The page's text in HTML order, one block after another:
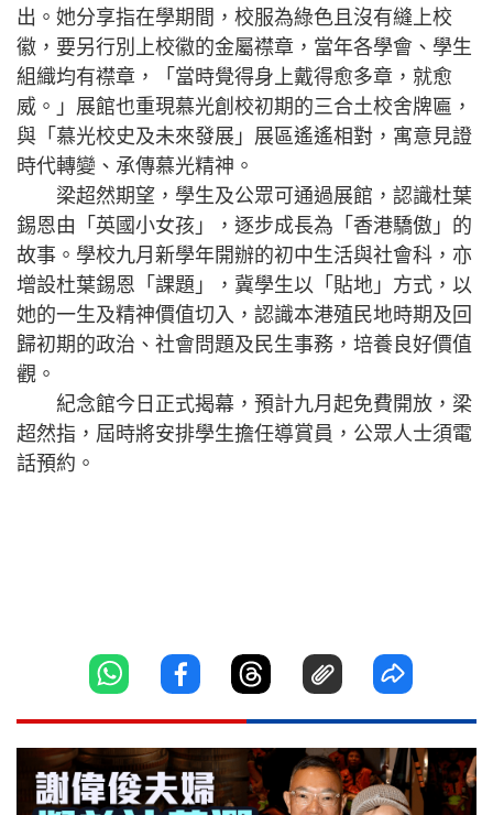
出。她分享指在學期間，校服為綠色且沒有縫上校
徽，要另行別上校徽的金屬襟章，當年各學會、學生
組織均有襟章，「當時覺得身上戴得愈多章，就愈
威。」展館也重現慕光創校初期的三合土校舍牌匾，
與「慕光校史及未來發展」展區遙遙相對，寓意見證
時代轉變、承傳慕光精神。
梁超然期望，學生及公眾可通過展館，認識杜葉
錫恩由「英國小女孩」，逐步成長為「香港驕傲」的
故事。學校九月新學年開辦的初中生活與社會科，亦
增設杜葉錫恩「課題」，冀學生以「貼地」方式，以
她的一生及精神價值切入，認識本港殖民地時期及回
歸初期的政治、社會問題及民生事務，培養良好價值
觀。
紀念館今日正式揭幕，預計九月起免費開放，梁
超然指，屆時將安排學生擔任導賞員，公眾人士須電
話預約。